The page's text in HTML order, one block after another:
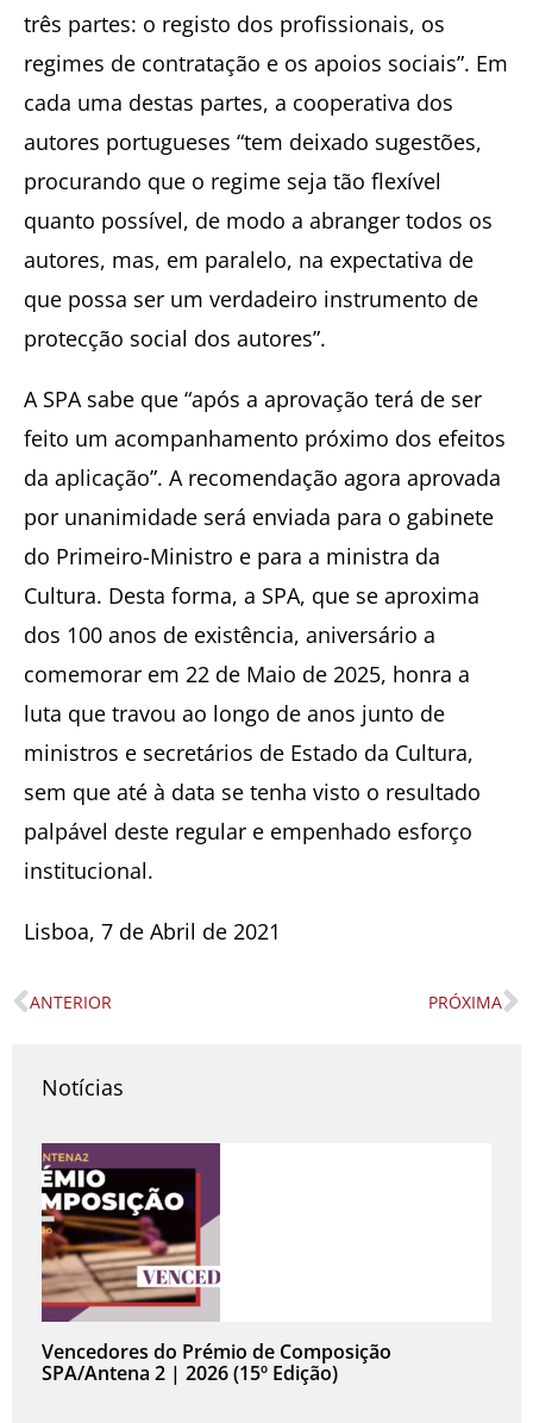
três partes: o registo dos profissionais, os
regimes de contratação e os apoios sociais”. Em
cada uma destas partes, a cooperativa dos
autores portugueses “tem deixado sugestões,
procurando que o regime seja tão flexível
quanto possível, de modo a abranger todos os
autores, mas, em paralelo, na expectativa de
que possa ser um verdadeiro instrumento de
protecção social dos autores”.
A SPA sabe que “após a aprovação terá de ser
feito um acompanhamento próximo dos efeitos
da aplicação”. A recomendação agora aprovada
por unanimidade será enviada para o gabinete
do Primeiro-Ministro e para a ministra da
Cultura. Desta forma, a SPA, que se aproxima
dos 100 anos de existência, aniversário a
comemorar em 22 de Maio de 2025, honra a
luta que travou ao longo de anos junto de
ministros e secretários de Estado da Cultura,
sem que até à data se tenha visto o resultado
palpável deste regular e empenhado esforço
institucional.
Lisboa, 7 de Abril de 2021
Prev
ANTERIOR PRÓXIMA
Notícias
Vencedores do Prémio de Composição
SPA/Antena 2 | 2026 (15º Edição)